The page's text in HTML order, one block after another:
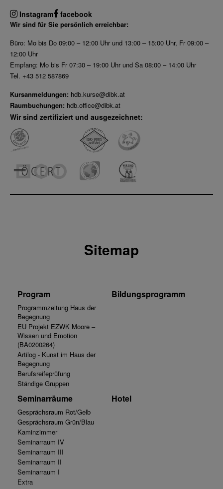
Instagram facebook
Wir sind für Sie persönlich erreichbar:
Büro: Mo bis Do 09:00 – 12:00 Uhr und 13:00 – 15:00 Uhr, Fr 09:00 –
12:00 Uhr
Empfang: Mo bis Fr 07:30 – 19:00 Uhr und Sa 08:00 – 14:00 Uhr
Tel. +43 512 587869
Kursanmeldungen: hdb.kurse@dibk.at
Raumbuchungen: hdb.office@dibk.at
Wir sind zertifiziert und ausgezeichnet:
Sitemap
Program
Programmzeitung Haus der
Begegnung
EU Projekt EZWK Moore –
Wissen und Emotion
(BA0200264)
Artilog - Kunst im Haus der
Begegnung
Berufsreifeprüfung
Ständige Gruppen
Bildungsprogramm
Seminarräume
Gesprächsraum Rot/Gelb
Gesprächsraum Grün/Blau
Kaminzimmer
Seminarraum IV
Seminarraum III
Seminarraum II
Seminarraum I
Extra
Hotel